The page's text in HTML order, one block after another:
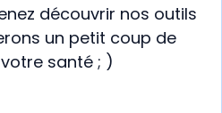
découvrir nos outils
un petit coup de
santé ; )